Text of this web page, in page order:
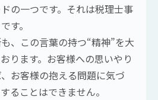
の一つです。それは税理士事
す。
、この言葉の持つ“精神”を大
ります。お客様への思いやり
お客様の抱える問題に気づ
ることはできません。